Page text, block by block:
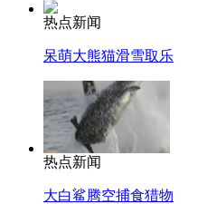
热点新闻
呆萌大熊猫滑雪取乐
热点新闻
大白鲨腾空捕食猎物